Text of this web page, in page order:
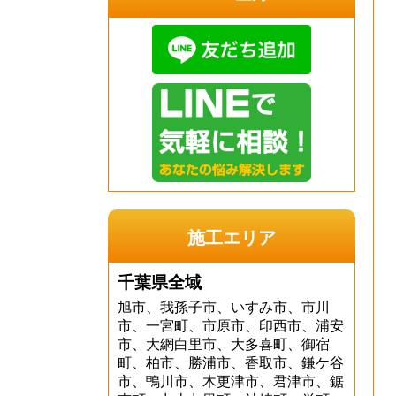
施工エリア
千葉県全域
旭市、我孫子市、いすみ市、市川
市、一宮町、市原市、印西市、浦安
市、大網白里市、大多喜町、御宿
町、柏市、勝浦市、香取市、鎌ケ谷
市、鴨川市、木更津市、君津市、鋸